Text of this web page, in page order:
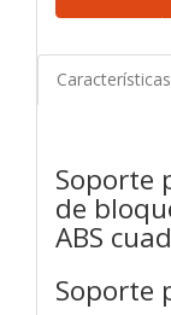
Características
Soporte
de
ABS
Soporte